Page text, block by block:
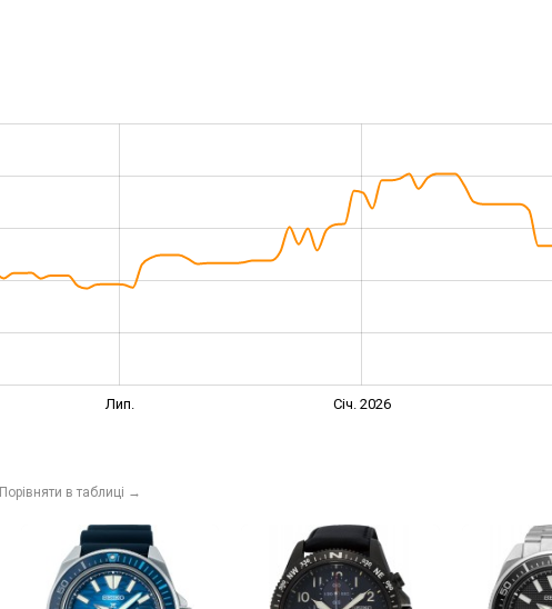
Лип. Січ. 2026
Порівняти в таблиці →